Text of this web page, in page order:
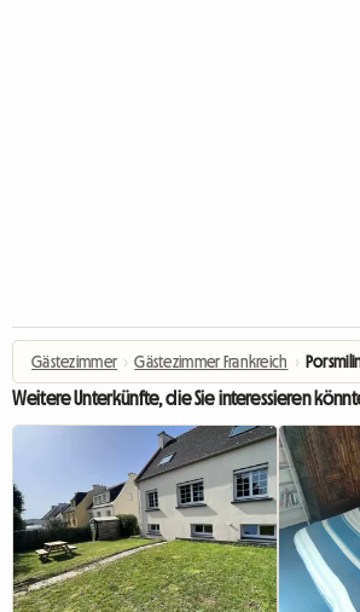
Gästezimmer › Gästezimmer Frankreich ›
Weitere Unterkünfte, die Sie interessieren